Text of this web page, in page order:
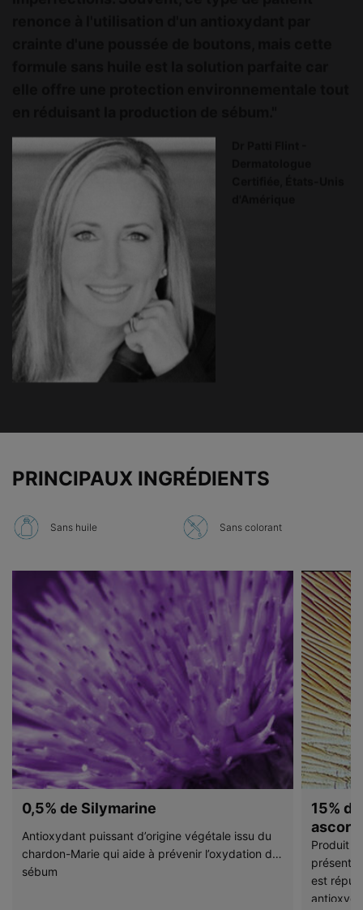
PRINCIPAUX INGRÉDIENTS
Sans huile Sans colorant
0,5% de Silymarine
Antioxydant puissant d’origine végétale issu du
chardon-Marie qui aide à prévenir l’oxydation du
sébum
15%
Produit
présent
est